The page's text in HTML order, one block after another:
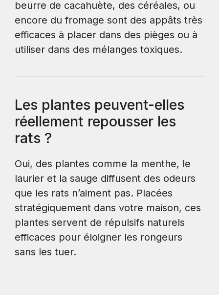
beurre de cacahuète, des céréales, ou
encore du fromage sont des appâts très
efficaces à placer dans des pièges ou à
utiliser dans des mélanges toxiques.
Les plantes peuvent-elles
réellement repousser les
rats ?
Oui, des plantes comme la menthe, le
laurier et la sauge diffusent des odeurs
que les rats n’aiment pas. Placées
stratégiquement dans votre maison, ces
plantes servent de répulsifs naturels
efficaces pour éloigner les rongeurs
sans les tuer.